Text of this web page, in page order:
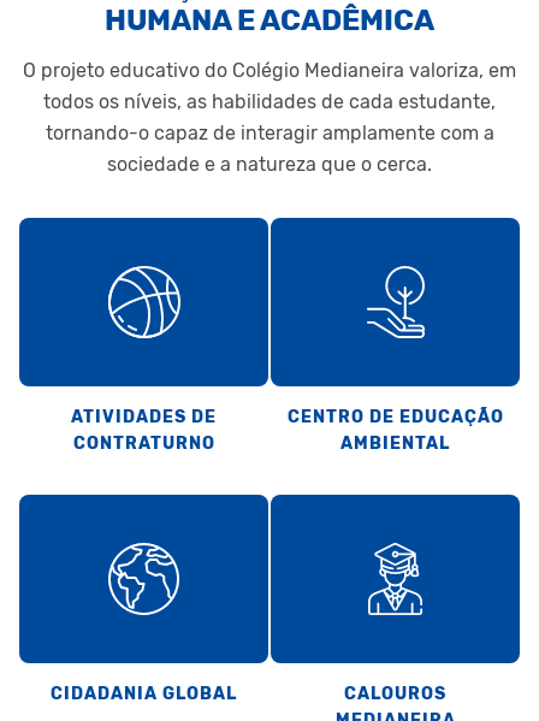
HUMANA E ACADÊMICA
O projeto educativo do Colégio Medianeira valoriza, em
todos os níveis, as habilidades de cada estudante,
tornando-o capaz de interagir amplamente com a
sociedade e a natureza que o cerca.
ATIVIDADES DE
CONTRATURNO
CENTRO DE EDUCAÇÃO
AMBIENTAL
CIDADANIA GLOBAL
CALOUROS